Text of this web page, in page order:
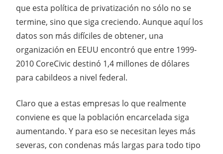
que esta política de privatización no sólo no se
termine, sino que siga creciendo. Aunque aquí los
datos son más difíciles de obtener, una
organización en EEUU encontró que entre 1999-
2010 CoreCivic destinó 1,4 millones de dólares
para cabildeos a nivel federal.
Claro que a estas empresas lo que realmente
conviene es que la población encarcelada siga
aumentando. Y para eso se necesitan leyes más
severas, con condenas más largas para todo tipo